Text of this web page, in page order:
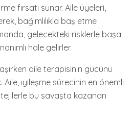
fırsatı sunar. Aile üyeleri,
bağımlılıkla baş etme
gelecekteki risklerle başa
hale gelirler.
aile terapisinin gücünü
iyileşme sürecinin en önemli
bu savaşta kazanan